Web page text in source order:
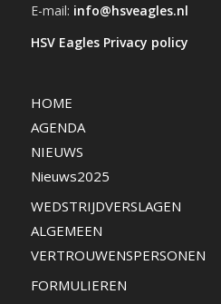
E-mail: info@hsveagles.nl
HSV Eagles Privacy policy
HOME
AGENDA
NIEUWS
Nieuws2025
WEDSTRIJDVERSLAGEN
ALGEMEEN
VERTROUWENSPERSONEN
FORMULIEREN